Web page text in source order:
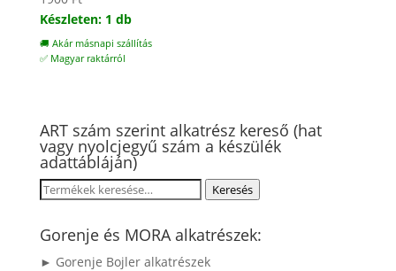
Készleten: 1 db
🚚 Akár másnapi szállítás
✅ Magyar raktárról
ART szám szerint alkatrész kereső (hat
vagy nyolcjegyű szám a készülék
adattábláján)
Keresés
következőre:
Keresés
Gorenje és MORA alkatrészek:
► Gorenje Bojler alkatrészek